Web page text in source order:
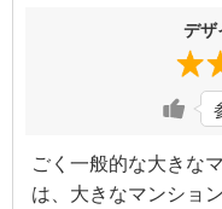
デザ
ごく一般的な大きな
は、大きなマンショ